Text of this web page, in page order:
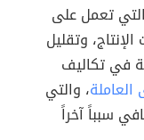
تعمل على
وتقليل
في تكاليف
العاملة، والتي
سبباً آخراً